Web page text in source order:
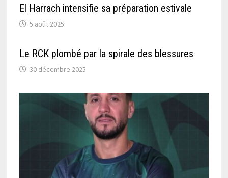
El Harrach intensifie sa préparation estivale
5 août 2025
Le RCK plombé par la spirale des blessures
30 décembre 2025